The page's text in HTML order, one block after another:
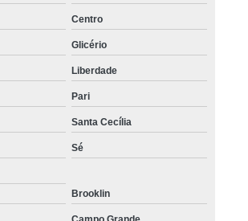
Centro
Glicério
Liberdade
Pari
Santa Cecília
Sé
Brooklin